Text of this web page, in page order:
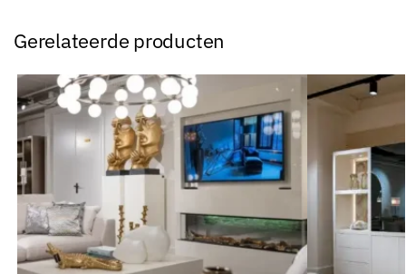
Gerelateerde producten